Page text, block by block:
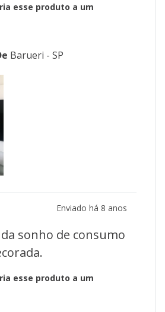
esse produto a um
Barueri - SP
Enviado há 8 anos
sonho de consumo
esse produto a um